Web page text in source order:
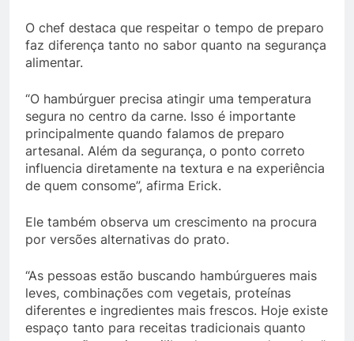
O chef destaca que respeitar o tempo de preparo
faz diferença tanto no sabor quanto na segurança
alimentar.
“O hambúrguer precisa atingir uma temperatura
segura no centro da carne. Isso é importante
principalmente quando falamos de preparo
artesanal. Além da segurança, o ponto correto
influencia diretamente na textura e na experiência
de quem consome”, afirma Erick.
Ele também observa um crescimento na procura
por versões alternativas do prato.
“As pessoas estão buscando hambúrgueres mais
leves, combinações com vegetais, proteínas
diferentes e ingredientes mais frescos. Hoje existe
espaço tanto para receitas tradicionais quanto